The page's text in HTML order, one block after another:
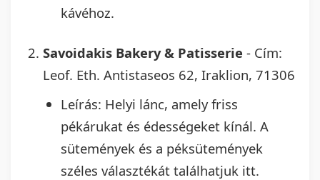
kávéhoz.
Savoidakis Bakery & Patisserie - Cím:
Leof. Eth. Antistaseos 62, Iraklion, 71306
Leírás: Helyi lánc, amely friss
pékárukat és édességeket kínál. A
sütemények és a péksütemények
széles választékát találhatjuk itt.